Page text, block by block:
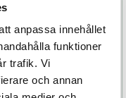
anpassa innehållet
funktioner
trafik. Vi
och annan
och
Vid 25 års ålder
gjorde sin
och